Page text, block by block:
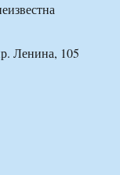
Ленина, 105